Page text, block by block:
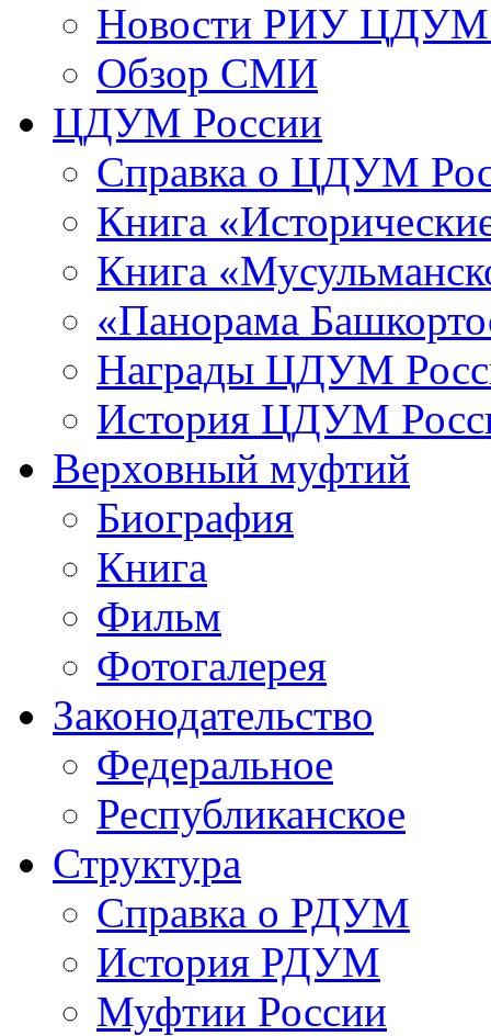
Новости РИУ ЦДУМ
Обзор СМИ
ЦДУМ России
Справка о ЦДУМ
Книга
Книга
«Панорама
Награды ЦДУМ
История ЦДУМ
Верховный муфтий
Биография
Книга
Фильм
Фотогалерея
Законодательство
Федеральное
Республиканское
Структура
Справка о РДУМ
История РДУМ
Муфтии России